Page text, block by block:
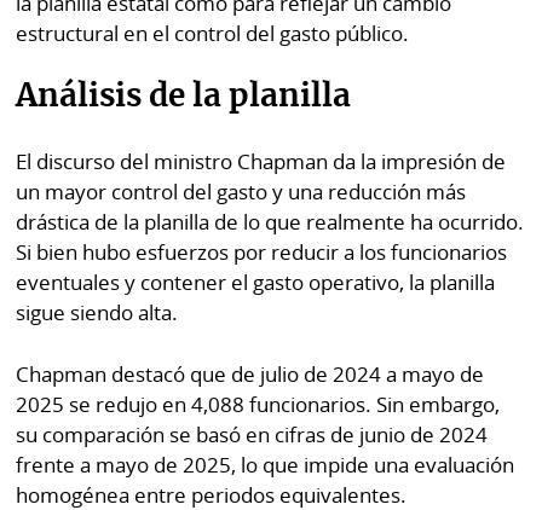
Picante
La
Sabrina
Sin
Censura
estructural en el control del gasto público.
Análisis de la planilla
El discurso del ministro Chapman da la impresión de
un mayor control del gasto y una reducción más
drástica de la planilla de lo que realmente ha ocurrido.
Si bien hubo esfuerzos por reducir a los funcionarios
eventuales y contener el gasto operativo, la planilla
sigue siendo alta.
Chapman destacó que de julio de 2024 a mayo de
2025 se redujo en 4,088 funcionarios. Sin embargo,
su comparación se basó en cifras de junio de 2024
frente a mayo de 2025, lo que impide una evaluación
homogénea entre periodos equivalentes.